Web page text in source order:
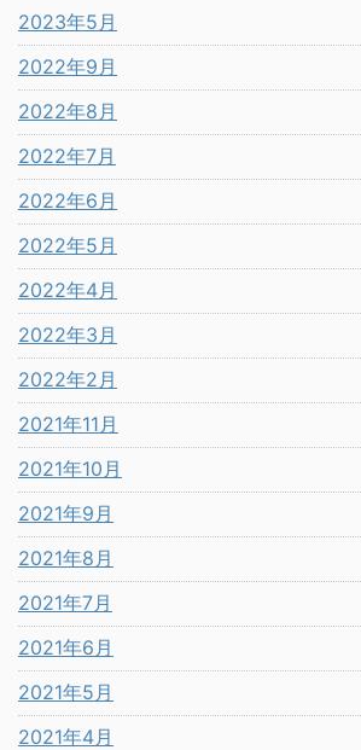
2023年5月
2022年9月
2022年8月
2022年7月
2022年6月
2022年5月
2022年4月
2022年3月
2022年2月
2021年11月
2021年10月
2021年9月
2021年8月
2021年7月
2021年6月
2021年5月
2021年4月